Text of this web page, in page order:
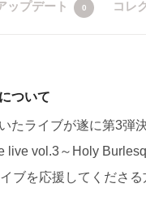
ップデート 0 コレ
ついて
たライブが遂に第3弾
live vol.3～Holy
ブを応援してくださ